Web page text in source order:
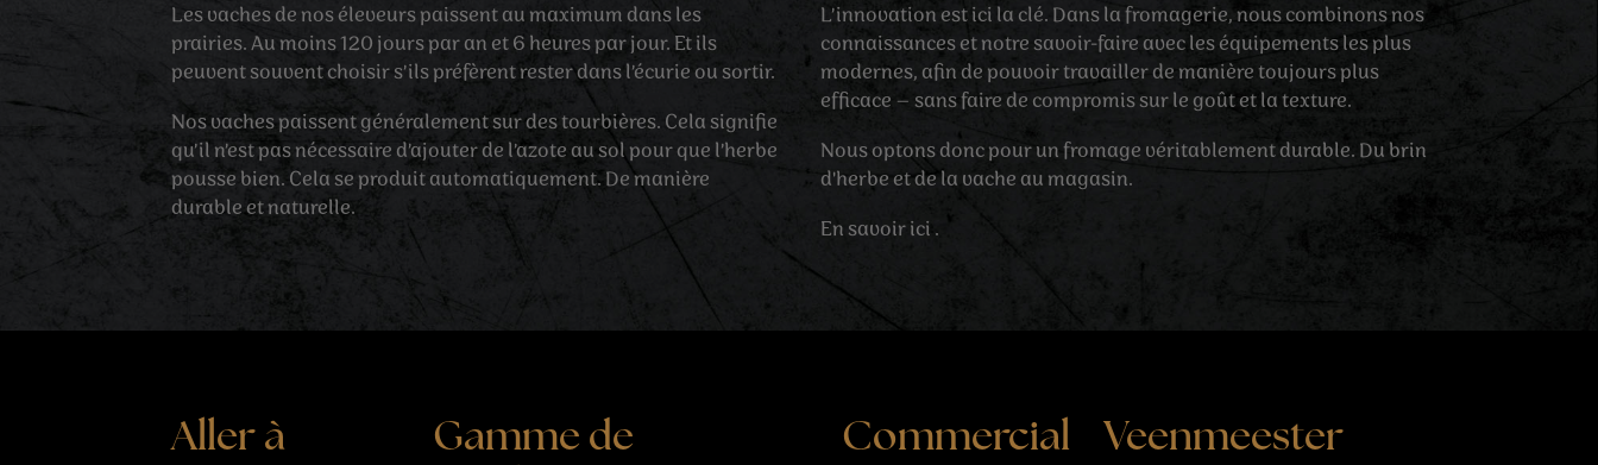
Les vaches de nos éleveurs paissent au maximum dans les
prairies. Au moins 120 jours par an et 6 heures par jour. Et ils
peuvent souvent choisir s’ils préfèrent rester dans l’écurie ou sortir.
Nos vaches paissent généralement sur des tourbières. Cela signifie
qu’il n’est pas nécessaire d’ajouter de l’azote au sol pour que l’herbe
pousse bien. Cela se produit automatiquement. De manière
durable et naturelle.
L’innovation est ici la clé. Dans la fromagerie, nous combinons nos
connaissances et notre savoir-faire avec les équipements les plus
modernes, afin de pouvoir travailler de manière toujours plus
efficace – sans faire de compromis sur le goût et la texture.
Nous optons donc pour un fromage véritablement durable. Du brin
d'herbe et de la vache au magasin.
En savoirici .
Aller à
Gamme de
Commercial Veenmeester